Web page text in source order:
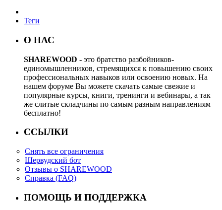
Теги
О НАС
SHAREWOOD - это братство разбойников-
единомышленников, стремящихся к повышению своих
профессиональных навыков или освоению новых. На
нашем форуме Вы можете скачать самые свежие и
популярные курсы, книги, тренинги и вебинары, а так
же слитые складчины по самым разным направлениям
бесплатно!
ССЫЛКИ
Снять все ограничения
Шервудский бот
Отзывы о SHAREWOOD
Справка (FAQ)
ПОМОЩЬ И ПОДДЕРЖКА